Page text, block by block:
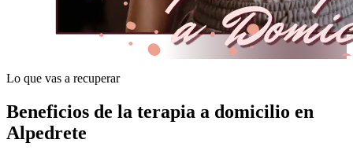
Lo que vas a recuperar
Beneficios de la terapia a domicilio en
Alpedrete